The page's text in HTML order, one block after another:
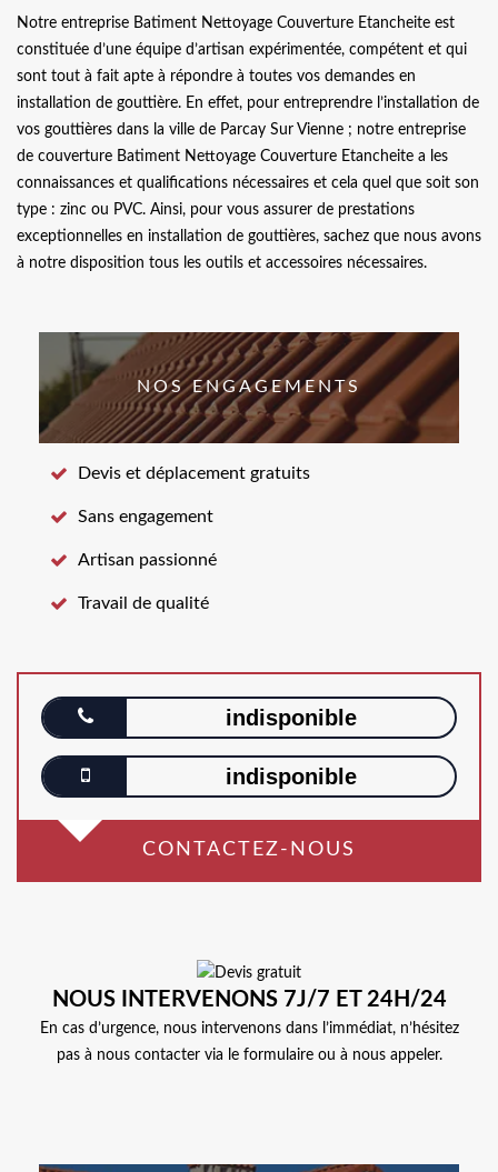
Notre entreprise Batiment Nettoyage Couverture Etancheite est
constituée d’une équipe d’artisan expérimentée, compétent et qui
sont tout à fait apte à répondre à toutes vos demandes en
installation de gouttière. En effet, pour entreprendre l’installation de
vos gouttières dans la ville de Parcay Sur Vienne ; notre entreprise
de couverture Batiment Nettoyage Couverture Etancheite a les
connaissances et qualifications nécessaires et cela quel que soit son
type : zinc ou PVC. Ainsi, pour vous assurer de prestations
exceptionnelles en installation de gouttières, sachez que nous avons
à notre disposition tous les outils et accessoires nécessaires.
NOS ENGAGEMENTS
Devis et déplacement gratuits
Sans engagement
Artisan passionné
Travail de qualité
indisponible
indisponible
CONTACTEZ-NOUS
NOUS INTERVENONS 7J/7 ET 24H/24
En cas d’urgence, nous intervenons dans l’immédiat, n’hésitez
pas à nous contacter via le formulaire ou à nous appeler.